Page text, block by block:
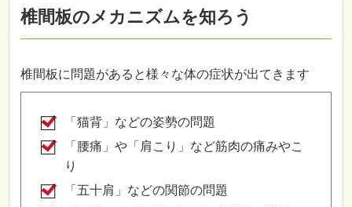
椎間板のメカニズムを知ろう
椎間板に問題があると様々な体の症状が出てきます
「猫背」などの姿勢の問題
「腰痛」や「肩こり」など筋肉の痛みやこ
り
「五十肩」などの関節の問題